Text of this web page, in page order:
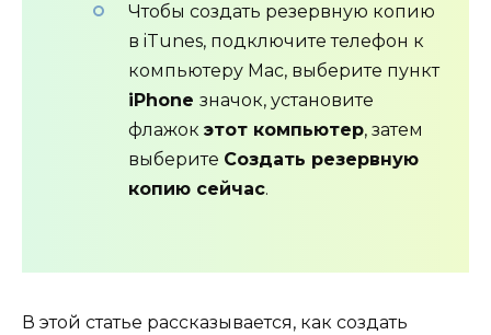
Чтобы создать резервную копию
в iTunes, подключите телефон к
компьютеру Mac, выберите пункт
iPhone значок, установите
флажок этот компьютер, затем
выберите Создать резервную
копию сейчас.
В этой статье рассказывается, как создать